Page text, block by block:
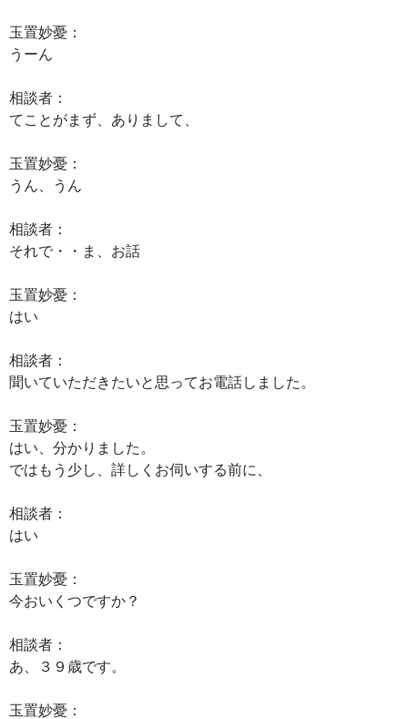
玉置妙憂：
うーん
相談者：
てことがまず、ありまして、
玉置妙憂：
うん、うん
相談者：
それで・・ま、お話
玉置妙憂：
はい
相談者：
聞いていただきたいと思ってお電話しました。
玉置妙憂：
はい、分かりました。
ではもう少し、詳しくお伺いする前に、
相談者：
はい
玉置妙憂：
今おいくつですか？
相談者：
あ、３９歳です。
玉置妙憂：